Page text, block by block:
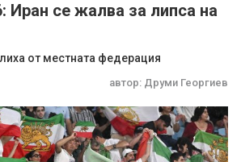
Иран се жалва за липса на
от местната федерация
автор: Друми Георгиев